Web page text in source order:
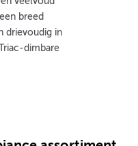
breed
drievoudig in
dimbare